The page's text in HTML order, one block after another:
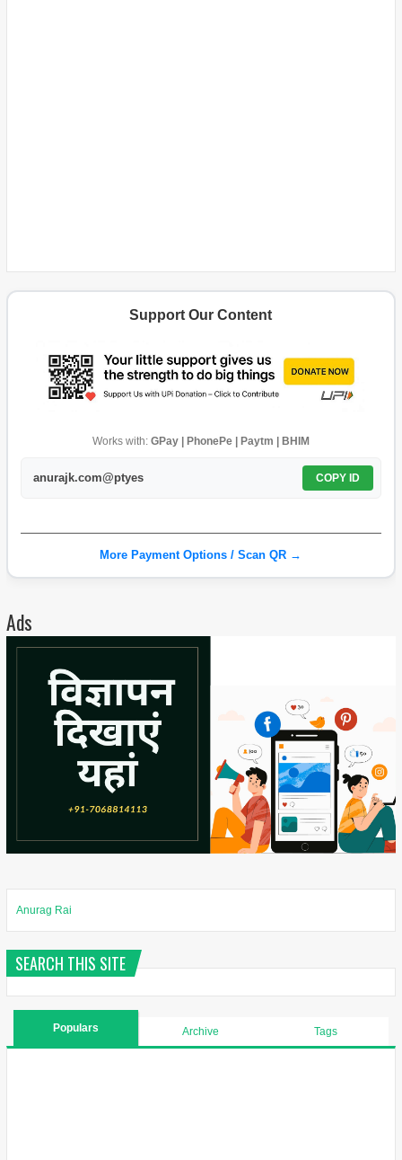
Support Our Content
Works with: GPay | PhonePe | Paytm | BHIM
anurajk.com@ptyes COPY ID
More Payment Options / Scan QR →
Ads
Anurag Rai
SEARCH THIS SITE
Populars Archive Tags